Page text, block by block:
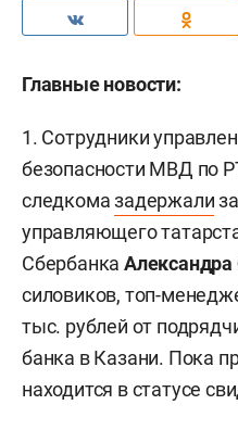
Главные новости:
1. Сотрудники
безопасности МВД по
следкомазадержали
управляющего
СбербанкаАлександра
силовиков, топ-
тыс. рублей от
банка в Казани. Пока
находится в статусе